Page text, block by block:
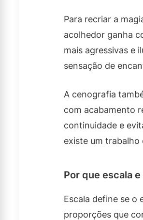
Para recriar a
acolhedor ganha
mais agressivas e
sensação de
A cenografia
com acabamento
continuidade e
existe um trabalho
Por que escala
Escala define se o
proporções que